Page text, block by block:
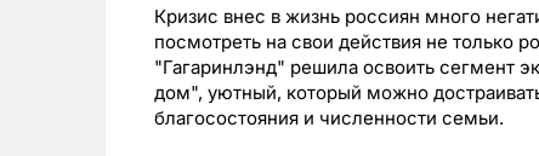
Кризис внес в жизнь россиян много
посмотреть на свои действия не только
"Гагаринлэнд" решила освоить сегмент
дом", уютный, который можно
благосостояния и численности семьи.